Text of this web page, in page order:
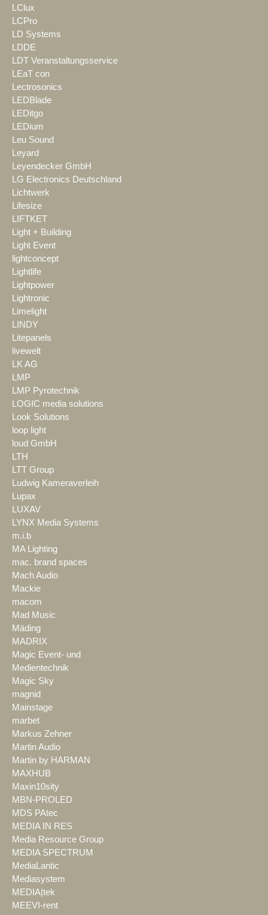
LClux
LCPro
LD Systems
LDDE
LDT Veranstaltungsservice
LEaT con
Lectrosonics
LEDBlade
LEDitgo
LEDium
Leu Sound
Leyard
Leyendecker GmbH
LG Electronics Deutschland
Lichtwerk
Lifesize
LIFTKET
Light + Building
Light Event
lightconcept
Lightlife
Lightpower
Lightronic
Limelight
LINDY
Litepanels
livewelt
LK AG
LMP
LMP Pyrotechnik
LOGIC media solutions
Look Solutions
loop light
loud GmbH
LTH
LTT Group
Ludwig Kameraverleih
Lupax
LUXAV
LYNX Media Systems
m.i.b
MA Lighting
mac. brand spaces
Mach Audio
Mackie
macom
Mad Music
Mäding
MADRIX
Magic Event- und
Medientechnik
Magic Sky
magnid
Mainstage
marbet
Markus Zehner
Martin Audio
Martin by HARMAN
MAXHUB
Maxin10sity
MBN-PROLED
MDS PAtec
MEDIA IN RES
Media Resource Group
MEDIA SPECTRUM
MediaLantic
Mediasystem
MEDIA|tek
MEEVI-rent